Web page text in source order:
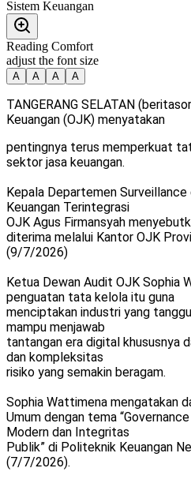
Reading Comfort
adjust the font size
A A A A
TANGERANG SELATAN
Keuangan (OJK) menyatakan
pentingnya terus memperkuat
sektor jasa keuangan.
Kepala Departemen
Keuangan Terintegrasi
OJK Agus Firmansyah
diterima melalui Kantor OJK
(9/7/2026)
Ketua Dewan Audit OJK Sophia
penguatan tata kelola itu guna
menciptakan industri yang
mampu menjawab
tantangan era digital khususnya
dan kompleksitas
risiko yang semakin beragam.
Sophia Wattimena mengatakan
Umum dengan tema
Modern dan Integritas
Publik” di Politeknik Keuangan
(7/7/2026).